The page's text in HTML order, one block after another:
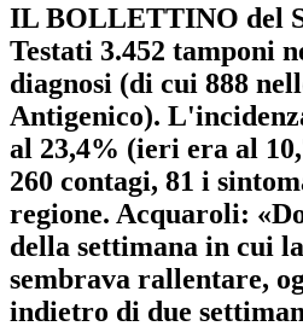
IL BOLLETTINO del
Testati 3.452 tamponi
diagnosi (di cui 888
Antigenico).
al 23,4% (ieri era al
260 contagi, 81 i
regione. Acquaroli:
della settimana in cui
sembrava rallentare,
indietro di due